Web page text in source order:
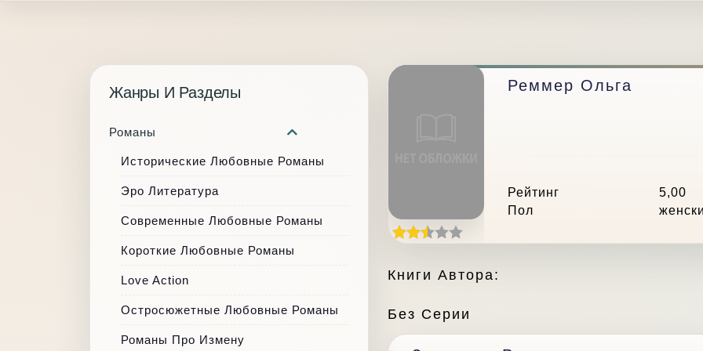
Реммер Ольга
Рейтинг
5,00
Пол
Книги Автора:
Без Серии
Жанры И Разделы
Романы
Исторические Любовные Романы
Эро Литература
Современные Любовные Романы
Короткие Любовные Романы
Love Action
Остросюжетные Любовные Романы
Романы Про Измену